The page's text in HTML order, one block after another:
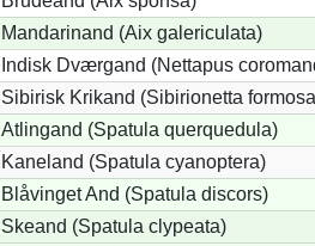
Mandarinand (Aix galericulata)
Indisk Dværgand (Nettapus
Sibirisk Krikand (Sibirionetta
Atlingand (Spatula querquedula)
Kaneland (Spatula cyanoptera)
Blåvinget And (Spatula discors)
Skeand (Spatula clypeata)